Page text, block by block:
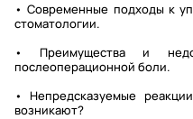
• Современные подходы к
стоматологии.
• Преимущества и
послеоперационной боли.
• Непредсказуемые
возникают?